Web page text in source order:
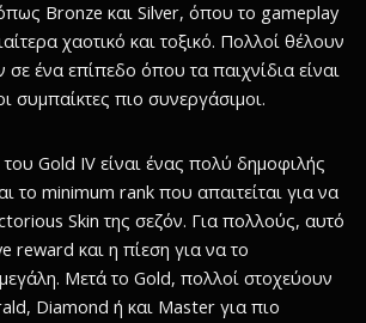
Bronze και Silver, όπου το gameplay
χαοτικό και τοξικό. Πολλοί θέλουν
ένα επίπεδο όπου τα παιχνίδια είναι
συμπαίκτες πιο συνεργάσιμοι.
του Gold IV είναι ένας πολύ δημοφιλής
το minimum rank που απαιτείται για να
Skin της σεζόν. Για πολλούς, αυτό
reward και η πίεση για να το
Μετά το Gold, πολλοί στοχεύουν
Diamond ή και Master για πιο